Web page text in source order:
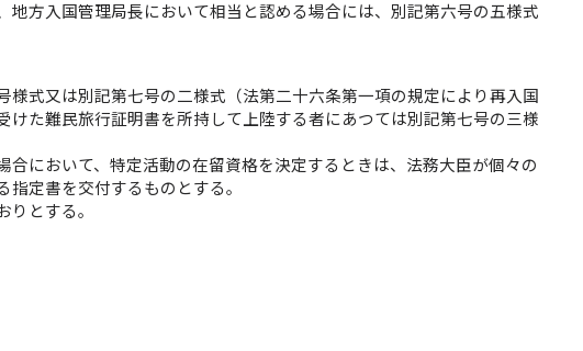
方入国管理局長において相当と認める場合には、別記第六号の五様式
式又は別記第七号の二様式（法第二十六条第一項の規定により再入国
た難民旅行証明書を所持して上陸する者にあつては別記第七号の三様
において、特定活動の在留資格を決定するときは、法務大臣が個々の
定書を交付するものとする。
とする。